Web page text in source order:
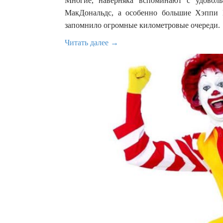
МакДональдс, а особенно большие
запомнило огромные километровые очереди.
Читать далее →